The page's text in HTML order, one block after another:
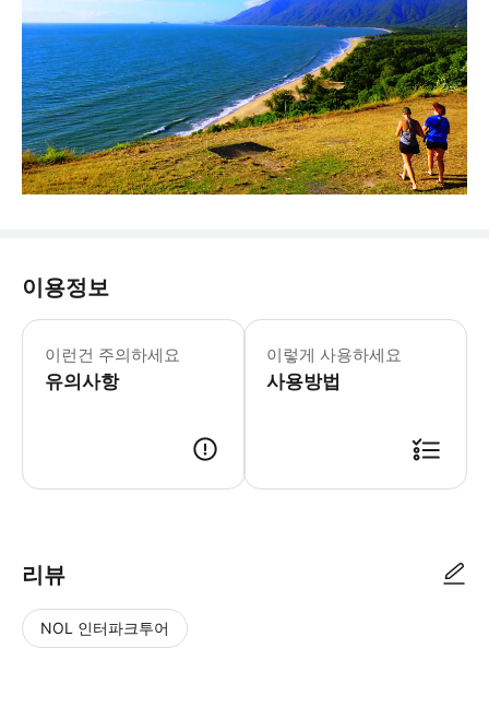
이용정보
이런건 주의하세요
유의사항
이렇게 사용하세요
사용방법
리뷰
NOL 인터파크투어